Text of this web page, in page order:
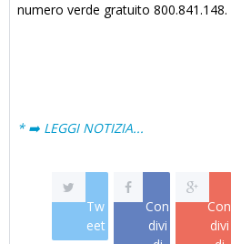
numero verde gratuito 800.841.148.
* ➡️ LEGGI NOTIZIA...
Tw
eet
Con
divi
Con
divi